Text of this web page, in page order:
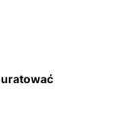
uratować